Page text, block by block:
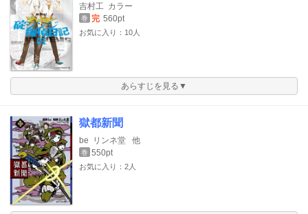
吉村工 カラー
巻 完 560pt
お気に入り：10人
あらすじを見る▼
獄都新聞
be リンネ堂 他
巻 550pt
お気に入り：2人